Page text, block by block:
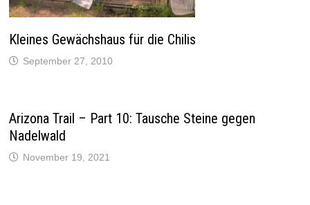
s
t
r
g
ö
)
Kleines Gewächshaus für die Chilis
September 27, 2010
Arizona Trail – Part 10: Tausche Steine gegen
Nadelwald
November 19, 2021